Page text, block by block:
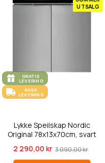
UTSALG
GRATIS
LEVERING
RASK
LEVERANS
Lykke Speilskap Nordic
Original 78x13x70cm, svart
2 290,00 kr 3 090,00 kr